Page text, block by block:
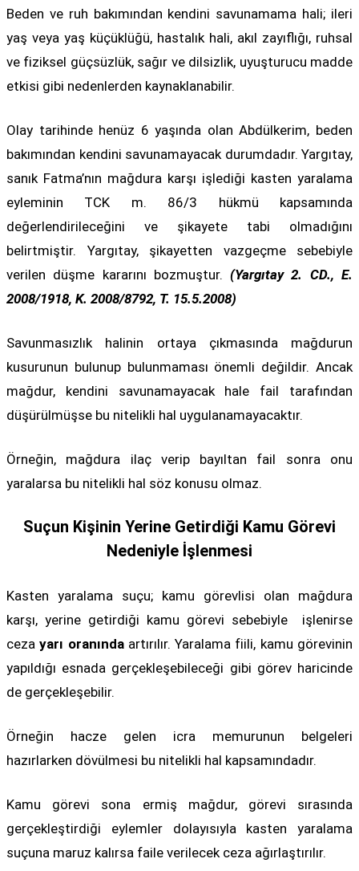
Beden ve ruh bakımından kendini savunamama hali; ileri
yaş veya yaş küçüklüğü, hastalık hali, akıl zayıflığı, ruhsal
ve fiziksel güçsüzlük, sağır ve dilsizlik, uyuşturucu madde
etkisi gibi nedenlerden kaynaklanabilir.
Olay tarihinde henüz 6 yaşında olan Abdülkerim, beden
bakımından kendini savunamayacak durumdadır. Yargıtay,
sanık Fatma’nın mağdura karşı işlediği kasten yaralama
eyleminin TCK m. 86/3 hükmü kapsamında
değerlendirileceğini ve şikayete tabi olmadığını
belirtmiştir. Yargıtay, şikayetten vazgeçme sebebiyle
verilen düşme kararını bozmuştur.(Yargıtay 2. CD., E.
2008/1918, K. 2008/8792, T. 15.5.2008)
Savunmasızlık halinin ortaya çıkmasında mağdurun
kusurunun bulunup bulunmaması önemli değildir. Ancak
mağdur, kendini savunamayacak hale fail tarafından
düşürülmüşse bu nitelikli hal uygulanamayacaktır.
Örneğin, mağdura ilaç verip bayıltan fail sonra onu
yaralarsa bu nitelikli hal söz konusu olmaz.
Suçun Kişinin Yerine Getirdiği Kamu Görevi
Nedeniyle İşlenmesi
Kasten yaralama suçu; kamu görevlisi olan mağdura
karşı, yerine getirdiği kamu görevi sebebiyle işlenirse
cezayarı oranındaartırılır. Yaralama fiili, kamu görevinin
yapıldığı esnada gerçekleşebileceği gibi görev haricinde
de gerçekleşebilir.
Örneğin hacze gelen icra memurunun belgeleri
hazırlarken dövülmesi bu nitelikli hal kapsamındadır.
Kamu görevi sona ermiş mağdur, görevi sırasında
gerçekleştirdiği eylemler dolayısıyla kasten yaralama
suçuna maruz kalırsa faile verilecek ceza ağırlaştırılır.